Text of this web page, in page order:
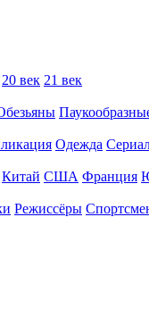
20 век 21 век
Одежда
Китай США Франция
Режиссёры